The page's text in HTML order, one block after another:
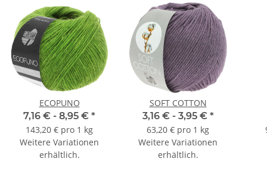
ECOPUNO
7,16 € - 8,95 € *
143,20 € pro 1 kg
Weitere Variationen
erhältlich.
SOFT COTTON
3,16 € - 3,95 € *
63,20 € pro 1 kg
Weitere Variationen
erhältlich.